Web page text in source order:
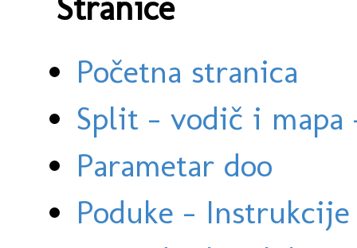
Početna stranica
Split - vodič i
Parametar doo
Poduke -